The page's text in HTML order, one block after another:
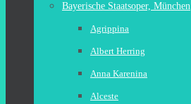
Bayerische Staatsoper, München
Agrippina
Albert Herring
Anna Karenina
Alceste